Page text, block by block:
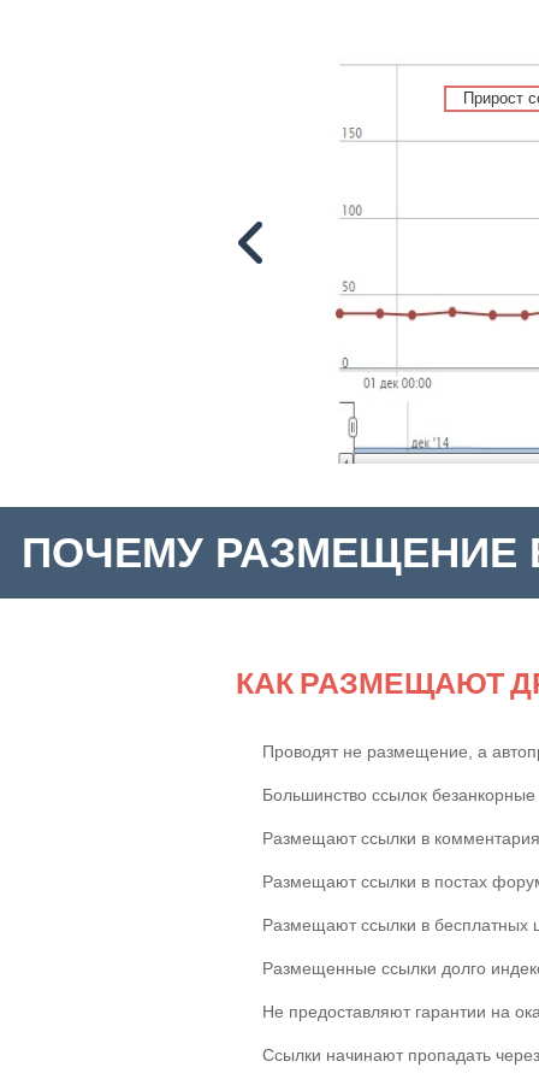
Прирост
Прирост
ПОЧЕМУ РАЗМЕЩЕНИЕ
КАК РАЗМЕЩАЮТ
Проводят не размещение, а
Большинство ссылок безанкорные
Размещают ссылки в
Размещают ссылки в постах
Размещают ссылки в бесплатных
Размещенные ссылки долго
Не предоставляют гарантии на
Ссылки начинают пропадать